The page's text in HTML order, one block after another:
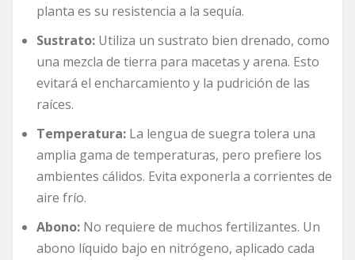
planta es su resistencia a la sequía.
Sustrato: Utiliza un sustrato bien drenado, como
una mezcla de tierra para macetas y arena. Esto
evitará el encharcamiento y la pudrición de las
raíces.
Temperatura: La lengua de suegra tolera una
amplia gama de temperaturas, pero prefiere los
ambientes cálidos. Evita exponerla a corrientes de
aire frío.
Abono: No requiere de muchos fertilizantes. Un
abono líquido bajo en nitrógeno, aplicado cada